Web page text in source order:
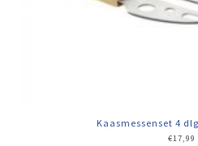
Kaasmessenset 4
€17,99